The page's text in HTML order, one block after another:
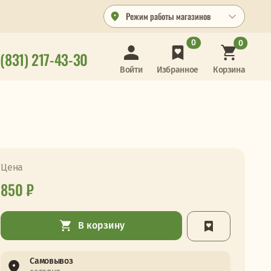
Режим работы магазинов
217-43-30 Войти Избранное
0
Корзина
0
Цена
850 ₽
В корзину
Самовывоз